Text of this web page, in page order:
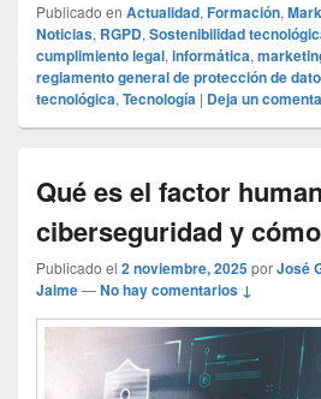
Publicado en Actualidad, Formación,
Noticias, RGPD, Sostenibilidad
cumplimiento legal, informática,
reglamento general de protección de
tecnológica, Tecnología | Deja un
Qué es el factor
ciberseguridad y
Publicado el 2 noviembre, 2025porJosé
Jaime—No hay comentarios ↓